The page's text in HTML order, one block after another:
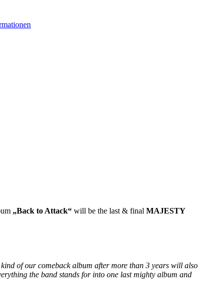
„Back to Attack“ will be the last & final MAJESTY
of our comeback album after more than 3 years will also
the band stands for into one last mighty album and